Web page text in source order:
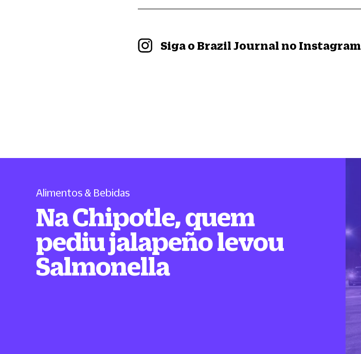
Siga o Brazil Journal no Instagram
Alimentos & Bebidas
Na Chipotle, quem
pediu jalapeño levou
Salmonella